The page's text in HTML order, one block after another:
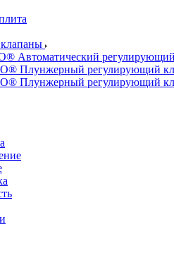
Автоматический
Плунжерный регулирующий
Плунжерный регулирующий